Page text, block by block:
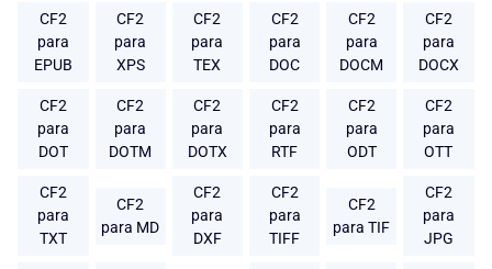
CF2
para
EPUB
CF2
para
XPS
CF2
para
TEX
CF2
para
DOC
CF2
para
DOCM
CF2
para
DOCX
CF2
para
DOT
CF2
para
DOTM
CF2
para
DOTX
CF2
para
RTF
CF2
para
ODT
CF2
para
OTT
CF2
para
TXT
CF2
para MD
CF2
para
DXF
CF2
para
TIFF
CF2
para TIF
CF2
para
JPG